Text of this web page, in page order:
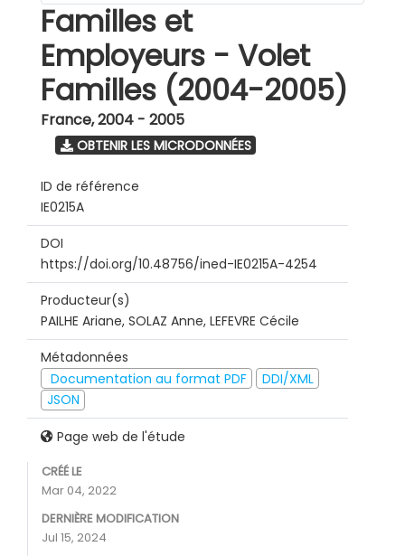
Familles et
Employeurs - Volet
Familles (2004-2005)
France,2004 - 2005
OBTENIR LES MICRODONNÉES
ID de référence
IE0215A
DOI
https://doi.org/10.48756/ined-IE0215A-4254
Producteur(s)
PAILHE Ariane, SOLAZ Anne, LEFEVRE Cécile
Métadonnées
Documentation au format PDF
DDI/XML
JSON
Page web de l'étude
CRÉÉ LE
Mar 04, 2022
DERNIÈRE MODIFICATION
Jul 15, 2024